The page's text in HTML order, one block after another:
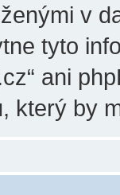
v
tyto
ani
který by